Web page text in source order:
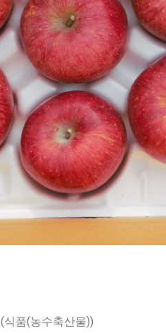
(식품(농수축산물))